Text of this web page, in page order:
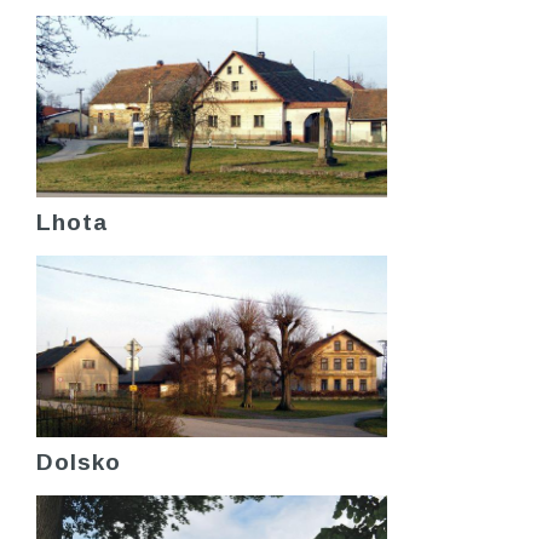
Lhota
Dolsko